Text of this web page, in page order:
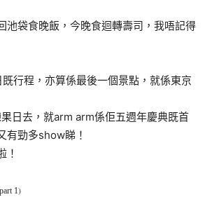
池袋食晚飯，今晚食迴轉壽司，我唔記得
行程，亦算係最後一個景點，就係東京
日去，就arm arm係佢五週年慶典既首
有勁多show睇！
！
1)